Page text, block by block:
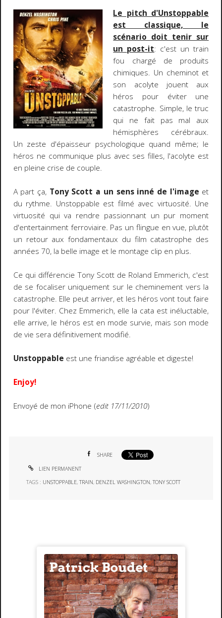
Le pitch d'Unstoppable
est classique, le
scénario doit tenir sur
un post-it: c'est un train
fou chargé de produits
chimiques. Un cheminot et
son acolyte jouent aux
héros pour éviter une
catastrophe. Simple, le truc
qui ne fait pas mal aux
hémisphères cérébraux.
Un zeste d'épaisseur psychologique quand même; le
héros ne communique plus avec ses filles, l'acolyte est
en pleine crise de couple.
A part ça, Tony Scott a un sens inné de l'image et
du rythme. Unstoppable est filmé avec virtuosité. Une
virtuosité qui va rendre passionnant un pur moment
d'entertainment ferroviaire. Pas un flingue en vue, plutôt
un retour aux fondamentaux du film catastrophe des
années 70, la belle image et le montage clip en plus.
Ce qui différencie Tony Scott de Roland Emmerich, c'est
de se focaliser uniquement sur le cheminement vers la
catastrophe. Elle peut arriver, et les héros vont tout faire
pour l'éviter. Chez Emmerich, elle la cata est inéluctable,
elle arrive, le héros est en mode survie, mais son mode
de vie sera définitivement modifié.
Unstoppable est une friandise agréable et digeste!
Enjoy!
Envoyé de mon iPhone (edit 17/11/2010)
SHARE
LIEN PERMANENT
TAGS : UNSTOPPABLE,TRAIN, DENZEL WASHINGTON,TONY SCOTT